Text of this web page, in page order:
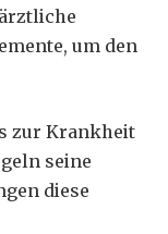
um den
zur Krankheit
seine
diese